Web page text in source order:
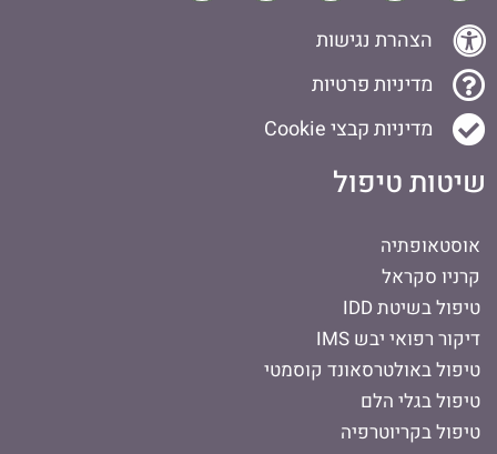
הצהרת נגישות
מדיניות פרטיות
מדיניות קבצי Cookie
שיטות טיפול
אוסטאופתיה
קרניו סקראל
טיפול בשיטת IDD
דיקור רפואי יבש IMS
טיפול באולטרסאונד קוסמטי
טיפול בגלי הלם
טיפול בקריוטרפיה